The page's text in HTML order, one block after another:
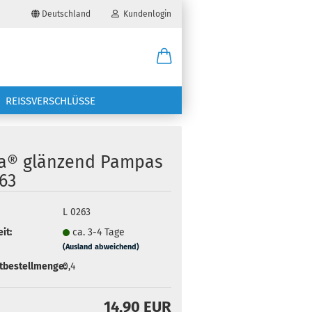
Deutschland Kundenlogin
vergessen?
REISSVERSCHLÜSSE
glänzend Pampas
L 0263
ca. 3-4 Tage
(Ausland abweichend)
0,4
14,90 EUR